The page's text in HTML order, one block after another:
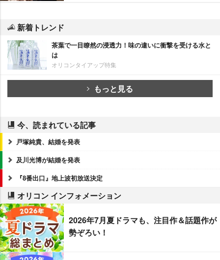
新着トレンド
茶葉で一目瞭然の浸透力！味の違いに衝撃を受ける水と
は
オリコンタイアップ特集
もっと見る
今、読まれている記事
戸塚純貴、結婚を発表
及川光博が結婚を発表
『8番出口』地上波初放送決定
オリコン インフォメーション
2026年7月夏ドラマも、注目作＆話題作が
勢ぞろい！